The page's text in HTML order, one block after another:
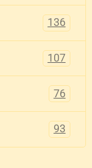
136
107
76
93